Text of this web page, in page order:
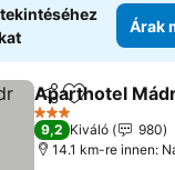
Árak
Megosztás
Hozzáadás
Aparthotel
3 Kategória
9,2 Kiváló
980
14.1 km-re innen: